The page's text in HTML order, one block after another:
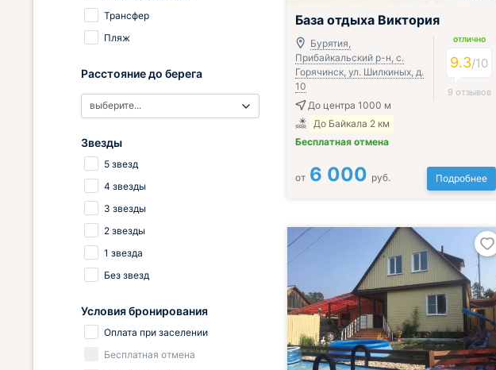
База отдыха Виктория
Бурятия,
Прибайкальский р-н, с.
Горячинск, ул. Шилкиных, д.
10
До центра 1000 м
До Байкала 2 км
Бесплатная отмена
ОТЛИЧНО
9.3/10
9 отзывов
от 6 000 руб. Подробнее
Трансфер
Пляж
Расстояние до берега
выберите...
Звезды
5 звезд
4 звезды
3 звезды
2 звезды
1 звезда
Без звезд
Условия бронирования
Оплата при заселении
Бесплатная отмена